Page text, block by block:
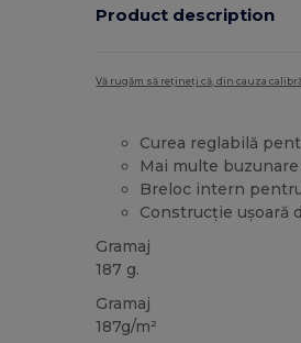
Product description
Vă rugăm să rețineți că, din cauza
Curea reglabilă
Mai multe
Breloc intern
Construcție ușoară
Gramaj
187 g.
Gramaj
187g/m²